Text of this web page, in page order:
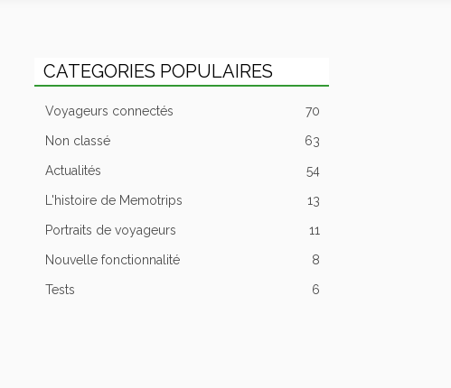
CATEGORIES POPULAIRES
Voyageurs connectés 70
Non classé 63
Actualités 54
L'histoire de Memotrips 13
Portraits de voyageurs 11
Nouvelle fonctionnalité 8
Tests 6